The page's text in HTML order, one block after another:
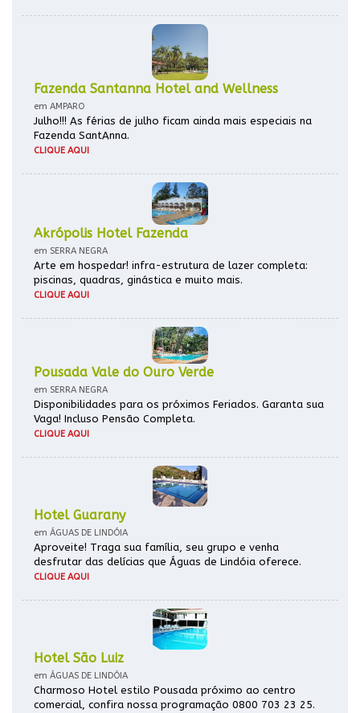
Fazenda Santanna Hotel and Wellness
em AMPARO
Julho!!! As férias de julho ficam ainda mais especiais na
Fazenda SantAnna.
CLIQUE AQUI
Akrópolis Hotel Fazenda
em SERRA NEGRA
Arte em hospedar! infra-estrutura de lazer completa:
piscinas, quadras, ginástica e muito mais.
CLIQUE AQUI
Pousada Vale do Ouro Verde
em SERRA NEGRA
Disponibilidades para os próximos Feriados. Garanta sua
Vaga! Incluso Pensão Completa.
CLIQUE AQUI
Hotel Guarany
em ÁGUAS DE LINDÓIA
Aproveite! Traga sua família, seu grupo e venha
desfrutar das delícias que Águas de Lindóia oferece.
CLIQUE AQUI
Hotel São Luiz
em ÁGUAS DE LINDÓIA
Charmoso Hotel estilo Pousada próximo ao centro
comercial, confira nossa programação 0800 703 23 25.